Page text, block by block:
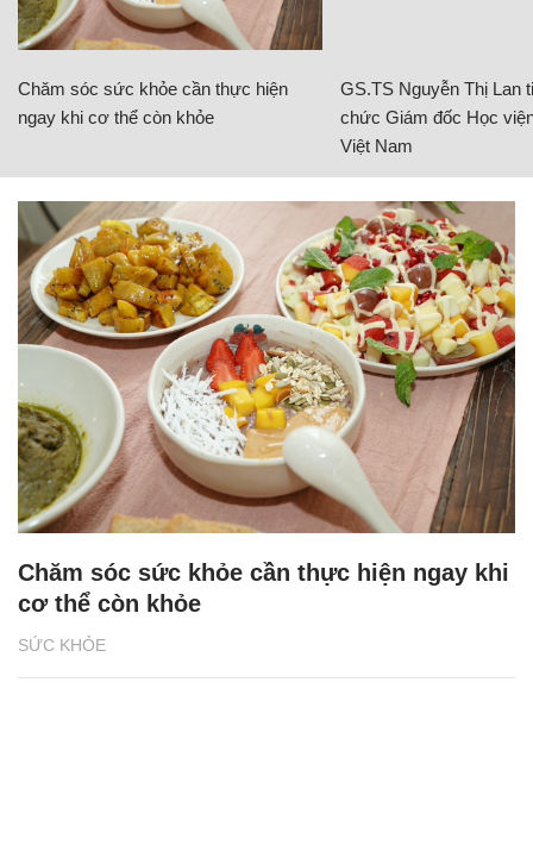
Chăm sóc sức khỏe cần thực hiện
ngay khi cơ thể còn khỏe
GS.TS Nguyễn Thị Lan
chức Giám đốc Học
Việt Nam
SỨC KHỎE
Chăm sóc sức khỏe cần thực hiện ngay khi
cơ thể còn khỏe